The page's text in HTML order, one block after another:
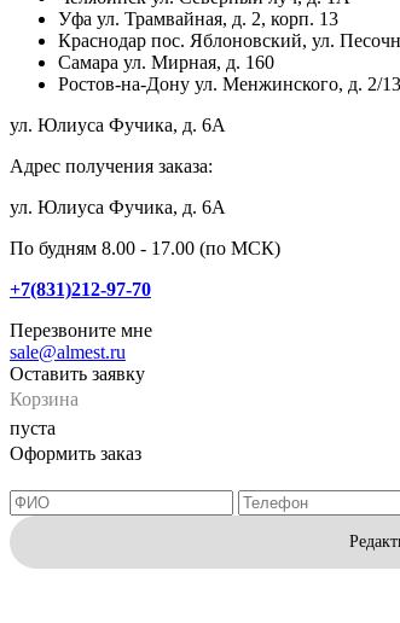
Уфа ул. Трамвайная, д. 2, корп. 13
Краснодар пос. Яблоновский, ул.
Самара ул. Мирная, д. 160
Ростов-на-Дону ул. Менжинского, д. 2/
ул. Юлиуса Фучика, д. 6А
Адрес получения заказа:
ул. Юлиуса Фучика, д. 6А
По будням 8.00 - 17.00 (по МСК)
+7(831)212-97-70
Перезвоните мне
sale@almest.ru
Оставить заявку
Корзина
пуста
Оформить заказ